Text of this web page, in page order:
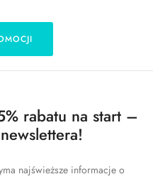
rabatu na start –
najświeższe informacje o